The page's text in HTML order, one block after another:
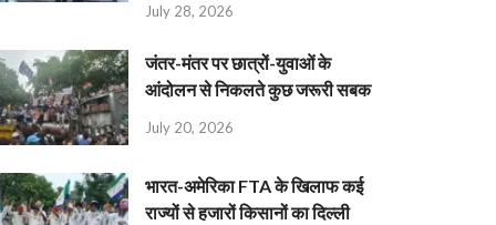
July 28, 2026
जंतर-मंतर पर छात्रों-युवाओं के
आंदोलन से निकलते कुछ जरूरी सबक
July 20, 2026
भारत-अमेरिका FTA के खिलाफ कई
राज्यों से हजारों किसानों का दिल्ली